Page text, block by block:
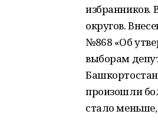
избранников.
округов.
№868 «Об
выборам
произошли
стало